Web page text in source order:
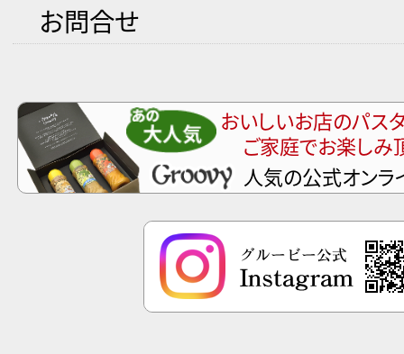
お問合せ
おいしいお店のパス
ご家庭でお楽しみ
人気の公式オンラ